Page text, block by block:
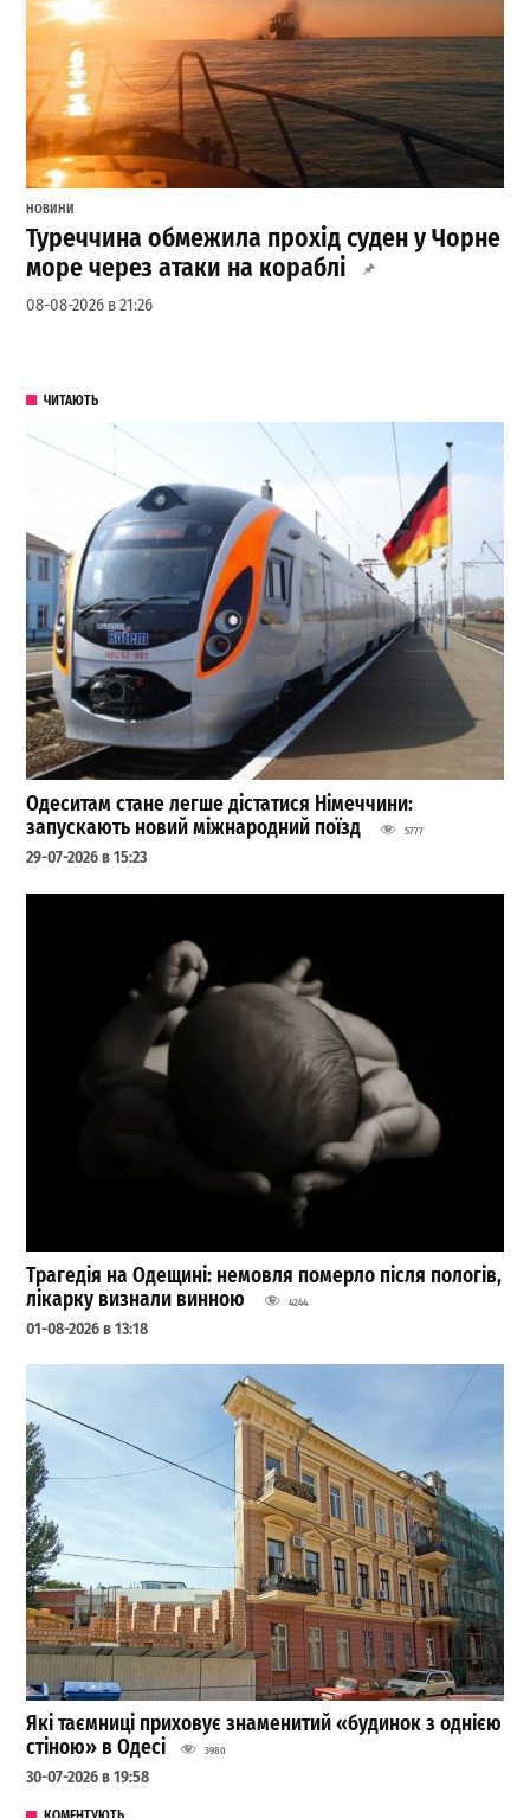
НОВИНИ
Туреччина обмежила прохід суден у Чорне
море через атаки на кораблі
08-08-2026 в 21:26
ЧИТАЮТЬ
Одеситам стане легше дістатися Німеччини:
запускають новий міжнародний поїзд
5777
29-07-2026 в 15:23
Трагедія на Одещині: немовля померло після пологів,
лікарку визнали винною
4244
01-08-2026 в 13:18
Які таємниці приховує знаменитий «будинок з однією
стіною» в Одесі
3980
30-07-2026 в 19:58